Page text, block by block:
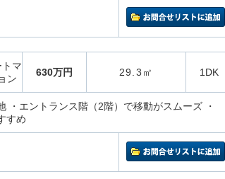
トマ
ン
630万円 29.3㎡ 1DK
・エントランス階（2階）で移動がスムーズ ・
すめ